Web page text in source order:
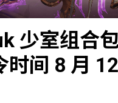
少室组合
时间 8 月